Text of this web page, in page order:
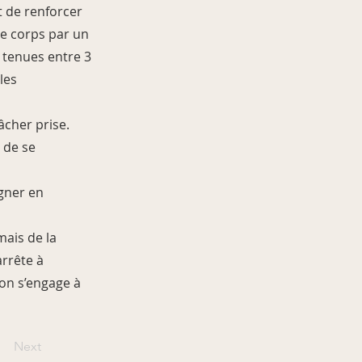
de renforcer
corps par un
entre 3
prise.
se
en
de la
à
s’engage à
Next